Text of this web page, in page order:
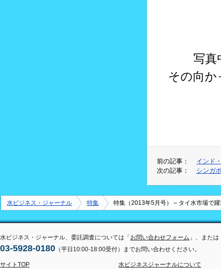
写真
その向か
前の記事：
インド
次の記事：
シンガ
水ビジネス・ジャーナル 特集 特集（2013年5月号） – タイ水市場で
水ビジネス・ジャーナル、委託調査については「 お問い合わせフォーム 」、または
03-5928-0180 （平日10:00-18:00受付）までお問い合わせください。
サイトTOP
水ビジネスジャーナルについて